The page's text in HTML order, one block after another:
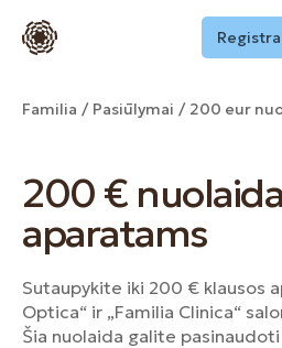
Familia Pasiūlymai 200 eur
200 €
aparatams
Sutaupykite iki 200 € klausos
Optica“ ir „Familia Clinica“
Šia nuolaida galite